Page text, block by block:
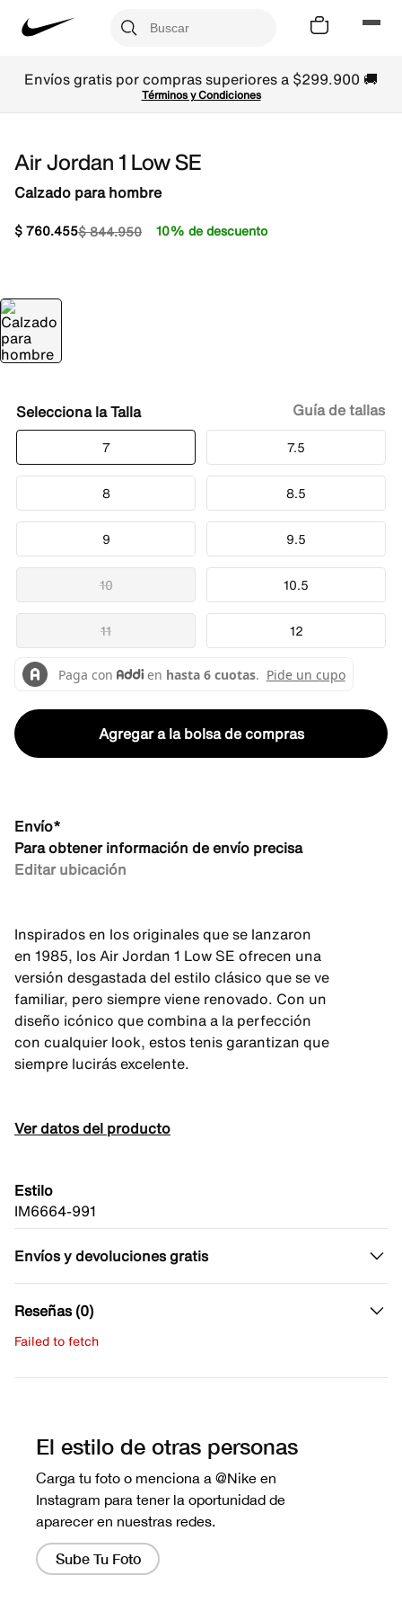
Envíos gratis por compras superiores a $299.900 🚚
Términos y Condiciones
Air Jordan 1 Low SE
Calzado para hombre
$844.950
$760.455 10% de descuento
Talla
7 7.5
8 8.5
9 9.5
10 10.5
11 12
Guía de tallas
Agregar a la bolsa de compras
Envío*
Para obtener información de envío precisa
Editar ubicación
Inspirados en los originales que se lanzaron
en 1985, los Air Jordan 1 Low SE ofrecen una
versión desgastada del estilo clásico que se ve
familiar, pero siempre viene renovado. Con un
diseño icónico que combina a la perfección
con cualquier look, estos tenis garantizan que
siempre lucirás excelente.
Ver datos del producto
Estilo
IM6664-991
Envíos y devoluciones gratis
Reseñas (0)
Failed to fetch